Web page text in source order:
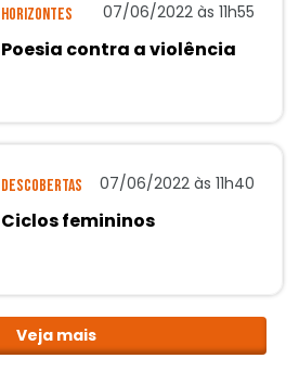
Horizontes 07/06/2022 às 11h55
Poesia contra a violência
Descobertas 07/06/2022 às 11h40
Ciclos femininos
Veja mais